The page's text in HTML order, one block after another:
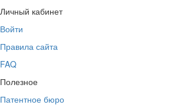
Личный кабинет
Войти
Правила сайта
FAQ
Полезное
Патентное бюро